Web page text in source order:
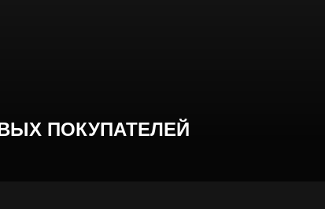
ПОКУПАТЕЛЕЙ